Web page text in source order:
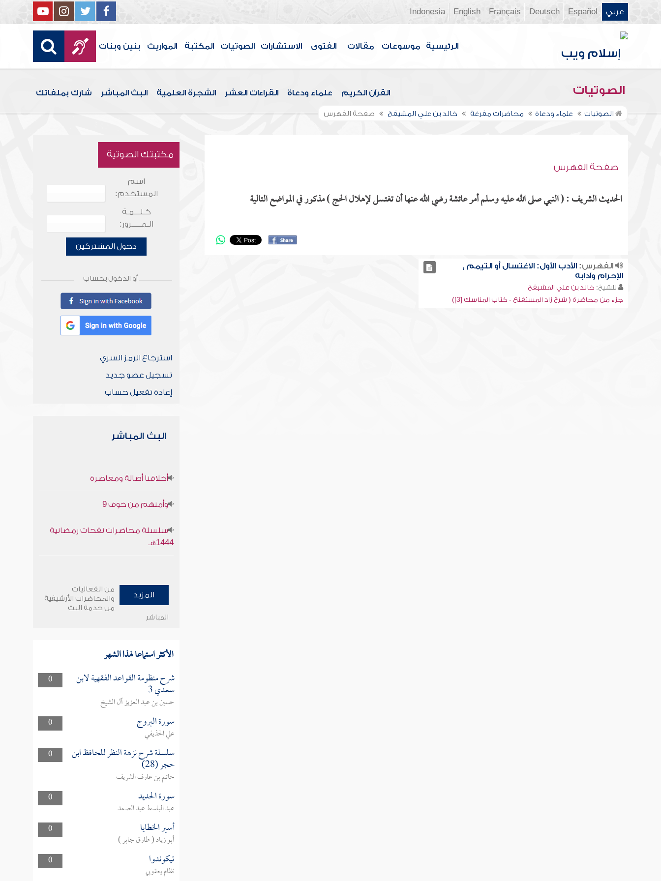
عربي Español
Deutsch
Français
English
Indonesia
الرئيسية موسوعات مقالات الفتوى الاستشارات الصوتيات المكتبة المواريث بنين وبنات
الصوتيات القرآن الكريم علماء ودعاة القراءات العشر الشجرة العلمية البث المباشر شارك بملفاتك
الصوتيات علماء ودعاة محاضرات مفرغة خالد بن علي المشيقح صفحة الفهرس
صفحة الفهرس
الحديث الشريف : ( النبي صلى الله عليه وسلم أمر عائشة رضي الله عنها أن تغتسل لإهلال الحج ) مذكور في المواضع التالية
الفهرس:الأدب الأول: الاغتسال أو التيمم ,
الإحرام وآدابه
للشيخ: خالد بن علي المشيقح
جزء من محاضرة ( شرح زاد المستقنع - كتاب المناسك [3])
مكتبتك الصوتية
اسم
المستخدم:
كـلـــمـة
الـمـــــرور:
دخول المشتركين
أو الدخول بحساب
استرجاع الرمز السري
تسجيل عضو جديد
إعادة تفعيل حساب
البث المباشر
أخلاقنا أصالة ومعاصرة
وأمنهم من خوف 9
سلسلة محاضرات نفحات رمضانية
1444هـ
المزيد
من الفعاليات
والمحاضرات الأرشيفية
من خدمة البث
المباشر
الأكثر استماعا لهذا الشهر
0 شرح منظومة القواعد الفقهية لابن
سعدي 3
حسين بن عبد العزيز آل الشيخ
0
سورة البروج
علي الحذيفي
0
سلسلة شرح نزهة النظر للحافظ ابن
حجر (28)
حاتم بن عارف الشريف
0
سورة الحديد
عبد الباسط عبد الصمد
0
أسير الخطايا
أبو زياد ( طارق جابر )
0
تيكوندوا
نظام يعقوبي